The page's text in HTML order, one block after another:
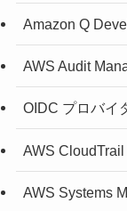
Amazon Q
AWS Audit
OIDC プロバイ
AWS
AWS Systems